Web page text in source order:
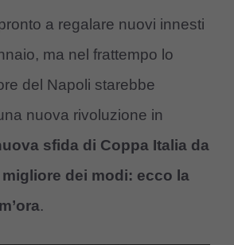
a regalare nuovi innesti
ma nel frattempo lo
del Napoli starebbe
nuova rivoluzione in
sfida di Coppa Italia da
dei modi: ecco la
.